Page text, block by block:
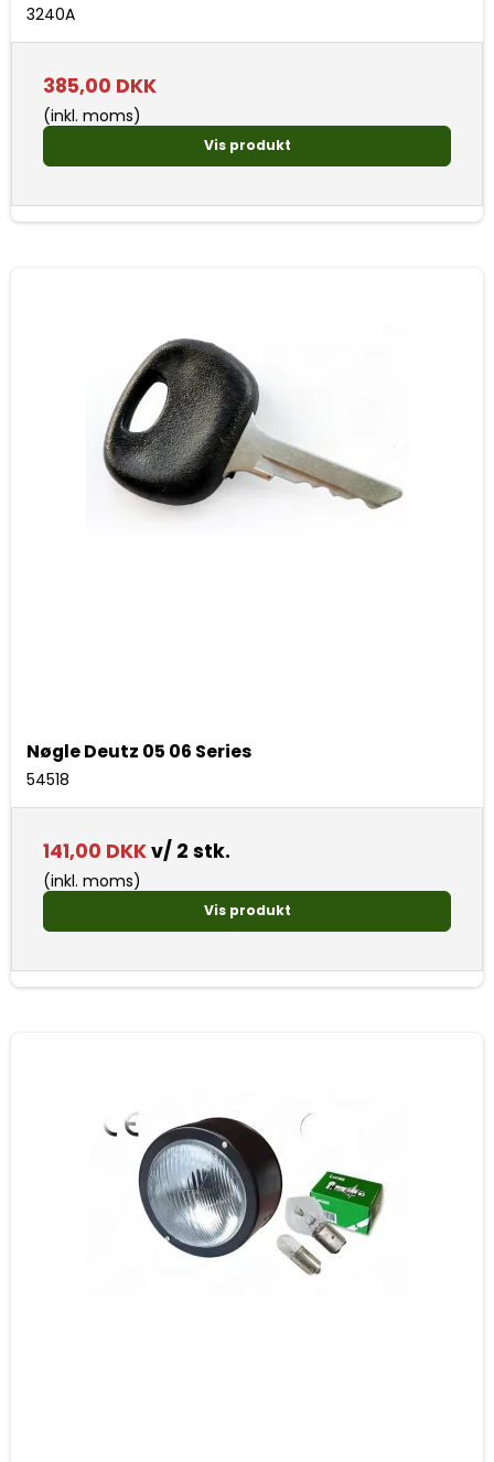
3240A
385,00 DKK
(inkl. moms)
Vis produkt
Nøgle Deutz 05 06 Series
54518
141,00 DKKv/ 2 stk.
(inkl. moms)
Vis produkt